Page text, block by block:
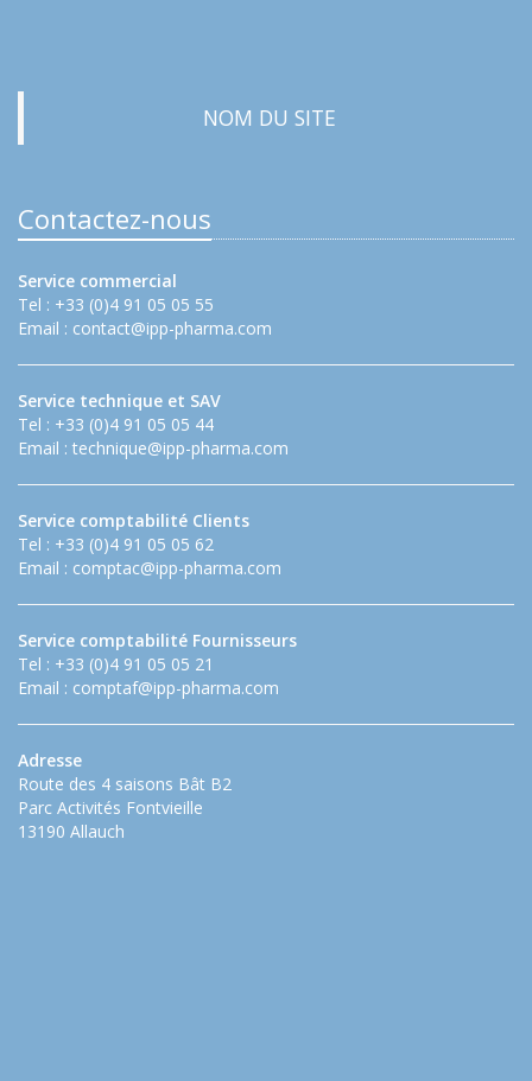
NOM DU SITE
Contactez-nous
Service commercial
Tel : +33 (0)4 91 05 05 55
Email : contact@ipp-pharma.com
Service technique et SAV
Tel : +33 (0)4 91 05 05 44
Email : technique@ipp-pharma.com
Service comptabilité Clients
Tel : +33 (0)4 91 05 05 62
Email : comptac@ipp-pharma.com
Service comptabilité Fournisseurs
Tel : +33 (0)4 91 05 05 21
Email : comptaf@ipp-pharma.com
Adresse
Route des 4 saisons Bât B2
Parc Activités Fontvieille
13190 Allauch